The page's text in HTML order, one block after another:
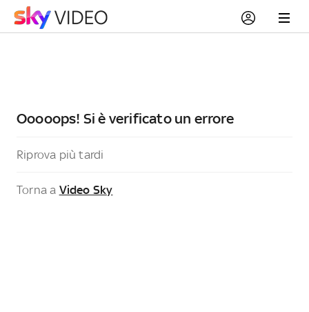
Ooooops! Si è verificato un errore
Riprova più tardi
Torna a Video Sky